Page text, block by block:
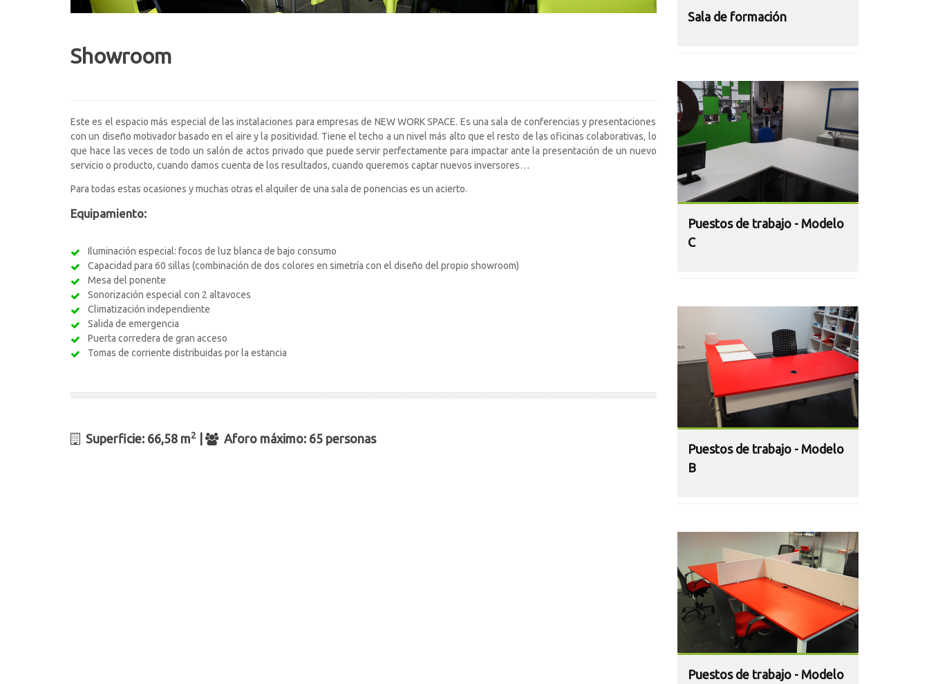
Showroom
Este es el espacio más especial de las instalaciones para empresas de NEW WORK SPACE. Es una sala de conferencias y presentaciones
con un diseño motivador basado en el aire y la positividad. Tiene el techo a un nivel más alto que el resto de las oficinas colaborativas, lo
que hace las veces de todo un salón de actos privado que puede servir perfectamente para impactar ante la presentación de un nuevo
servicio o producto, cuando damos cuenta de los resultados, cuando queremos captar nuevos inversores…
Para todas estas ocasiones y muchas otras el alquiler de una sala de ponencias es un acierto.
Equipamiento:
Iluminación especial: focos de luz blanca de bajo consumo
Capacidad para 60 sillas (combinación de dos colores en simetría con el diseño del propio showroom)
Mesa del ponente
Sonorización especial con 2 altavoces
Climatización independiente
Salida de emergencia
Puerta corredera de gran acceso
Tomas de corriente distribuidas por la estancia
Superficie: 66,58 m2 Aforo máximo: 65 personas
Sala de formación
Puestos de trabajo - Modelo
C
Puestos de trabajo - Modelo
B
Puestos de trabajo - Modelo